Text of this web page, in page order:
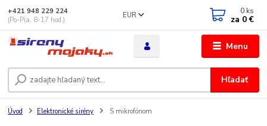
Menu
EUR
Hľadať
+421 948 229 224
(Po-Pia, 8-17 hod.)
0 ks
za 0 €
Úvod Elektronické sirény S mikrofónom